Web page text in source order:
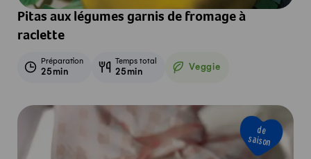
Pitas aux légumes garnis de fromage à
raclette
Préparation
25min
Temps total
25min Veggie
Veggie
de
saison